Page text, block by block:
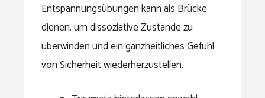
Entspannungsübungen kann als Brücke
dienen, um dissoziative Zustände zu
überwinden und ein ganzheitliches Gefühl
von Sicherheit wiederherzustellen.